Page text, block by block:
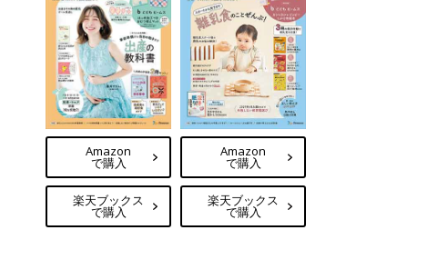
Amazon
で購入
楽天ブックス
で購入
Amazon
で購入
楽天ブックス
で購入